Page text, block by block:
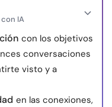
IA
con los objetivos
conversaciones
visto y a
en las conexiones,